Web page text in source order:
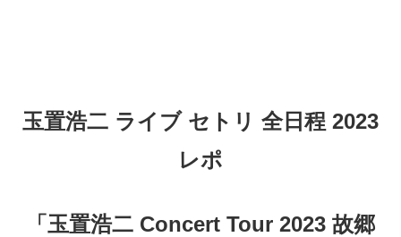
玉置浩二 ライブ セトリ 全日程 2023
レポ
「玉置浩二 Concert Tour 2023 故郷